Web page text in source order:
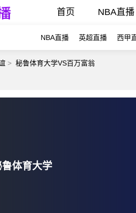
首页 NBA直播
NBA直播 英超直播 西甲
> 秘鲁体育大学VS百万富翁
鲁体育大学